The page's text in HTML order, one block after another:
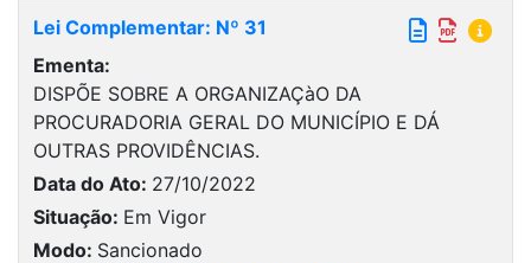
Lei Complementar: Nº 31
Ementa:
DISPÕE SOBRE A ORGANIZAÇàO DA
PROCURADORIA GERAL DO MUNICÍPIO E DÁ
OUTRAS PROVIDÊNCIAS.
Data do Ato: 27/10/2022
Situação: Em Vigor
Modo: Sancionado